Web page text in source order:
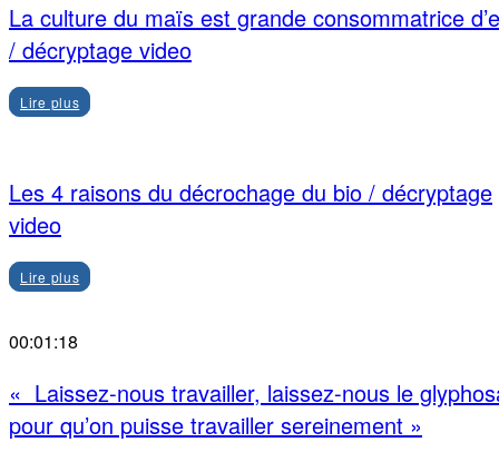
La culture du maïs est grande consommatrice
/ décryptage video
Lire plus
Les 4 raisons du décrochage du bio / décryptage
video
Lire plus
00:01:18
« Laissez-nous travailler, laissez-nous le
pour qu’on puisse travailler sereinement »